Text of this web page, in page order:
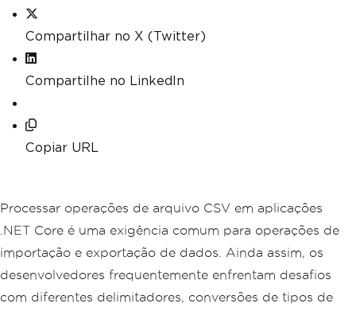
Compartilhar no X (Twitter)
Compartilhe no LinkedIn
Copiar URL
Processar operações de arquivo CSV em aplicações
.NET Core é uma exigência comum para operações de
importação e exportação de dados. Ainda assim, os
desenvolvedores frequentemente enfrentam desafios
com diferentes delimitadores, conversões de tipos de